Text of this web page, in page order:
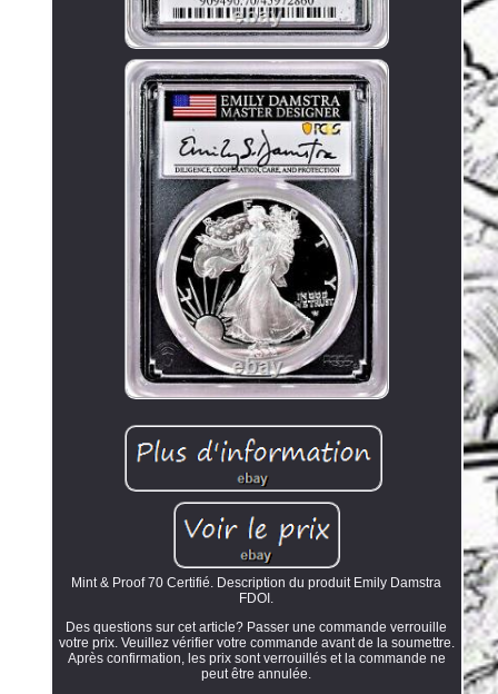
Mint & Proof 70 Certifié. Description du produit Emily Damstra
FDOI.
Des questions sur cet article? Passer une commande verrouille
votre prix. Veuillez vérifier votre commande avant de la soumettre.
Après confirmation, les prix sont verrouillés et la commande ne
peut être annulée.